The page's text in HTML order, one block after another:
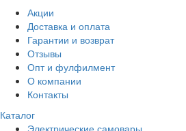
Акции
Доставка и оплата
Гарантии и возврат
Отзывы
Опт и фулфилмент
О компании
Контакты
Каталог